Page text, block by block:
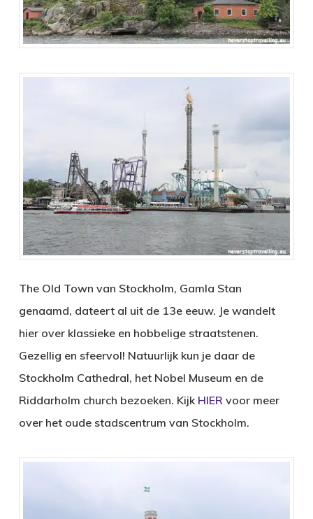
The Old Town van Stockholm, Gamla Stan
genaamd, dateert al uit de 13e eeuw. Je wandelt
hier over klassieke en hobbelige straatstenen.
Gezellig en sfeervol! Natuurlijk kun je daar de
Stockholm Cathedral, het Nobel Museum en de
Riddarholm church bezoeken. Kijk HIER voor meer
over het oude stadscentrum van Stockholm.